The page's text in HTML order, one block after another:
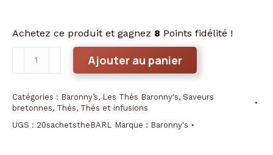
Achetez ce produit et gagnez 8 Points fidélité !
de
Leon
Ajouter au panier
Catégories : Baronny’s, Les Thés Baronny's, Saveurs
bretonnes, Thés, Thés et infusions
UGS : 20sachetstheBARL Marque : Baronny's